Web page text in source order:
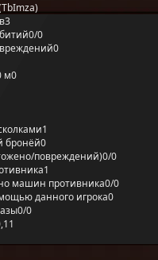
3
0/0
0
м0
1
бронёй0
повреждений)0/0
1
машин противника0/0
данного игрока0
0/0